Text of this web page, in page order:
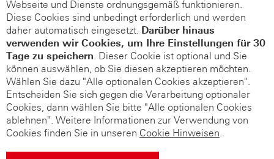
Webseite und Dienste ordnungsgemäß funktionieren.
Diese Cookies sind unbedingt erforderlich und werden
daher automatisch eingesetzt. Darüber hinaus
verwenden wir Cookies, um Ihre Einstellungen für 30
Tage zu speichern. Dieser Cookie ist optional und Sie
können auswählen, ob Sie diesen akzeptieren möchten.
Wählen Sie dazu "Alle optionalen Cookies akzeptieren".
Entscheiden Sie sich gegen die Verarbeitung optionaler
Cookies, dann wählen Sie bitte "Alle optionalen Cookies
ablehnen". Weitere Informationen zur Verwendung von
Cookies finden Sie in unseren Cookie Hinweisen.